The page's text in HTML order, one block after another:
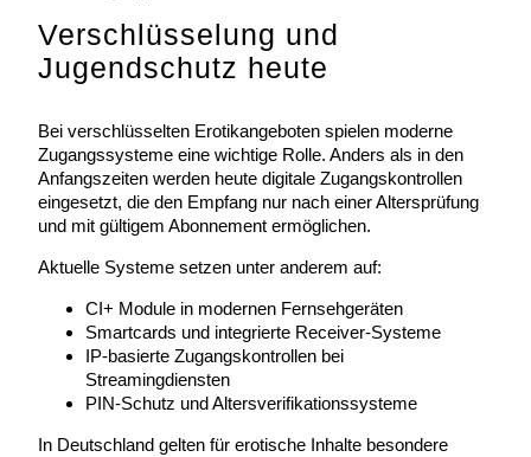
Verschlüsselung und
Jugendschutz heute
Bei verschlüsselten Erotikangeboten spielen moderne
Zugangssysteme eine wichtige Rolle. Anders als in den
Anfangszeiten werden heute digitale Zugangskontrollen
eingesetzt, die den Empfang nur nach einer Altersprüfung
und mit gültigem Abonnement ermöglichen.
Aktuelle Systeme setzen unter anderem auf:
CI+ Module in modernen Fernsehgeräten
Smartcards und integrierte Receiver-Systeme
IP-basierte Zugangskontrollen bei
Streamingdiensten
PIN-Schutz und Altersverifikationssysteme
In Deutschland gelten für erotische Inhalte besondere